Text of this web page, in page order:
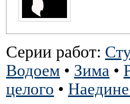
Серии работ:
Водоем • Зима •
целого •